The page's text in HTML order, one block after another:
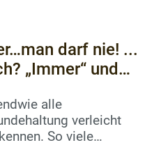
darf nie! ...
„Immer“ und
alle
verleicht
So viele